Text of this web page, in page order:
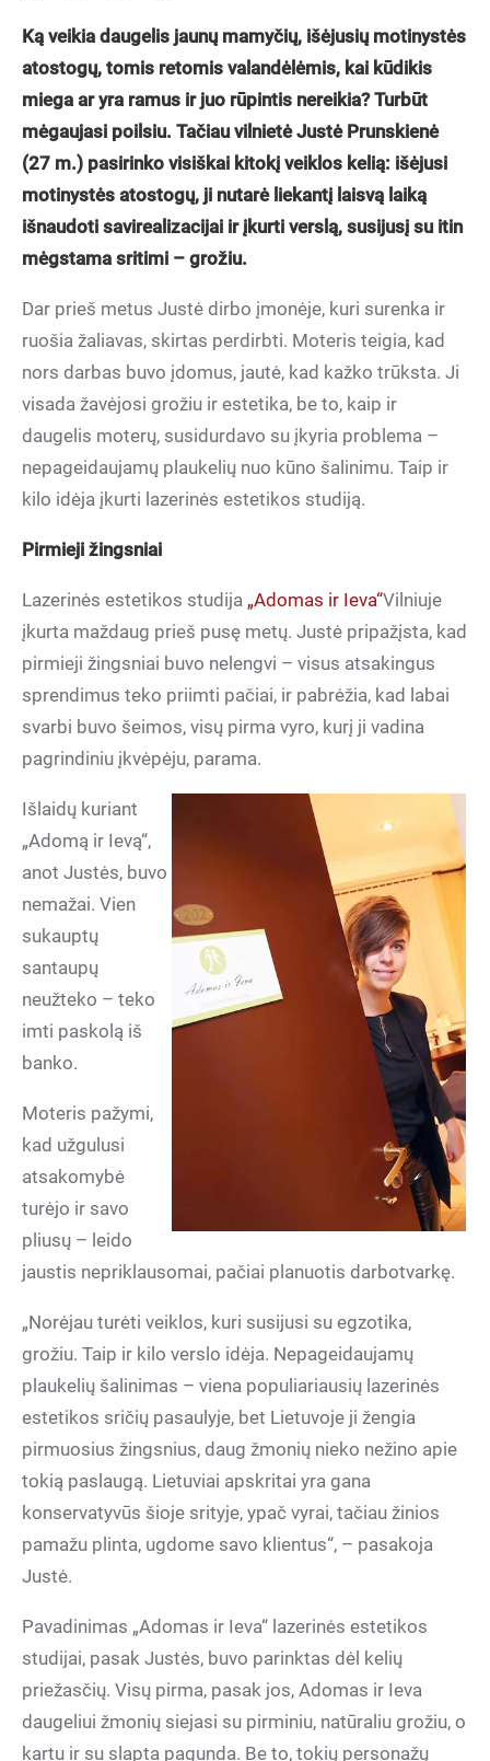
Ką veikia daugelis jaunų mamyčių, išėjusių motinystės
atostogų, tomis retomis valandėlėmis, kai kūdikis
miega ar yra ramus ir juo rūpintis nereikia? Turbūt
mėgaujasi poilsiu. Tačiau vilnietė Justė Prunskienė
(27 m.) pasirinko visiškai kitokį veiklos kelią: išėjusi
motinystės atostogų, ji nutarė liekantį laisvą laiką
išnaudoti savirealizacijai ir įkurti verslą, susijusį su itin
mėgstama sritimi – grožiu.
Dar prieš metus Justė dirbo įmonėje, kuri surenka ir
ruošia žaliavas, skirtas perdirbti. Moteris teigia, kad
nors darbas buvo įdomus, jautė, kad kažko trūksta. Ji
visada žavėjosi grožiu ir estetika, be to, kaip ir
daugelis moterų, susidurdavo su įkyria problema –
nepageidaujamų plaukelių nuo kūno šalinimu. Taip ir
kilo idėja įkurti lazerinės estetikos studiją.
Pirmieji žingsniai
Lazerinės estetikos studija „Adomas ir Ieva“Vilniuje
įkurta maždaug prieš pusę metų. Justė pripažįsta, kad
pirmieji žingsniai buvo nelengvi – visus atsakingus
sprendimus teko priimti pačiai, ir pabrėžia, kad labai
svarbi buvo šeimos, visų pirma vyro, kurį ji vadina
pagrindiniu įkvėpėju, parama.
Išlaidų kuriant
„Adomą ir Ievą“,
anot Justės, buvo
nemažai. Vien
sukauptų
santaupų
neužteko – teko
imti paskolą iš
banko.
Moteris pažymi,
kad užgulusi
atsakomybė
turėjo ir savo
pliusų – leido
jaustis nepriklausomai, pačiai planuotis darbotvarkę.
„Norėjau turėti veiklos, kuri susijusi su egzotika,
grožiu. Taip ir kilo verslo idėja. Nepageidaujamų
plaukelių šalinimas – viena populiariausių lazerinės
estetikos sričių pasaulyje, bet Lietuvoje ji žengia
pirmuosius žingsnius, daug žmonių nieko nežino apie
tokią paslaugą. Lietuviai apskritai yra gana
konservatyvūs šioje srityje, ypač vyrai, tačiau žinios
pamažu plinta, ugdome savo klientus“, – pasakoja
Justė.
Pavadinimas „Adomas ir Ieva“ lazerinės estetikos
studijai, pasak Justės, buvo parinktas dėl kelių
priežasčių. Visų pirma, pasak jos, Adomas ir Ieva
daugeliui žmonių siejasi su pirminiu, natūraliu grožiu, o
kartu ir su slapta pagunda. Be to, tokių personažų